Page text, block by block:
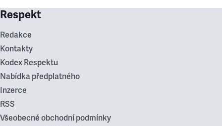
Respekt
Redakce
Kontakty
Kodex Respektu
Nabídka předplatného
Inzerce
RSS
Všeobecné obchodní podmínky